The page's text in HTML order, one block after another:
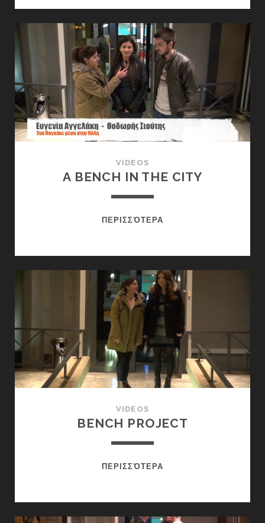
VIDEOS
A BENCH IN THE CITY
ΠΕΡΙΣΣΌΤΕΡΑ
CITY
VIDEOS
BENCH PROJECT
ΠΕΡΙΣΣΌΤΕΡΑ